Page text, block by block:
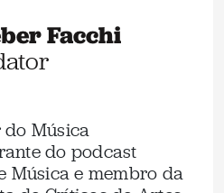
Facchi
Música
do podcast
Música e membro da